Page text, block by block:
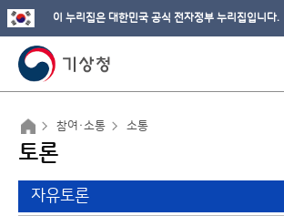
이 누리집은 대한민국 공식 전자정부 누리집입니다.
참여·소통 소통
토론
자유토론